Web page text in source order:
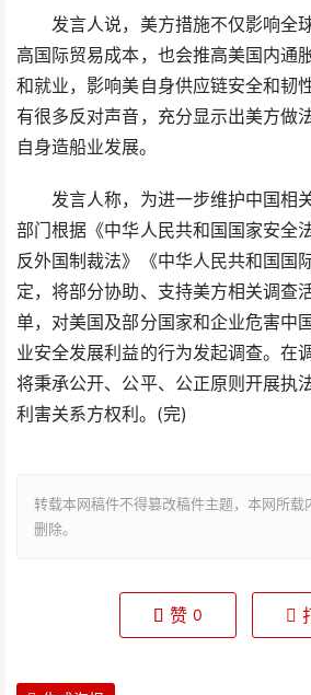
发言人说，美方措施不仅影响全
高国际贸易成本，也会推高美国内通
和就业，影响美自身供应链安全和韧
有很多反对声音，充分显示出美方做
自身造船业发展。
发言人称，为进一步维护中国相
部门根据《中华人民共和国国家安全
反外国制裁法》《中华人民共和国国
定，将部分协助、支持美方相关调查
单，对美国及部分国家和企业危害中
业安全发展利益的行为发起调查。在
将秉承公开、公平、公正原则开展执
利害关系方权利。(完)
转载本网稿件不得篡改稿件主题，本网所载
删除。
赞 0